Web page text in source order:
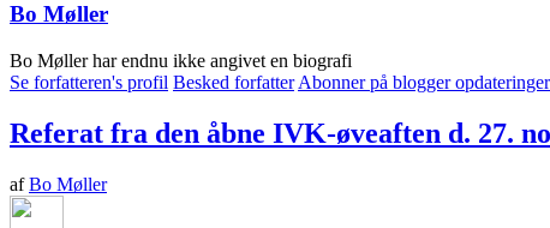
Bo Møller
Bo Møller har endnu ikke angivet en biografi
Se forfatteren's profil Besked forfatter Abonner på blogger opdateringer
Referat fra den åbne IVK-øveaften d. 27.
afBo Møller